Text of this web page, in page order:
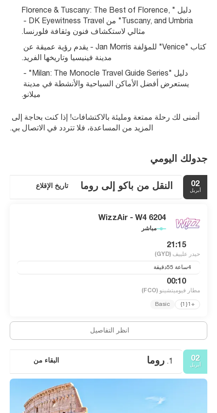
دليل "Florence & Tuscany: The Best of Florence,
مثالي لاستكشاف فنون وثقافة فلورنسا.
مدينة فينيسيا وتاريخها الفريد.
ميلانو.
المزيد من المساعدة، فلا تتردد في الاتصال بي.
جدولك اليومي
02
أبريل النقل من باكو إلى روما تاريخ الإقلاع
WizzAir - W4 6204
مباشر
21:15
حيدر علييف (GYD)
00:10
مطار فيوميتشينو (FCO)
+1{1}
Basic
انظر التفاصيل
02
أبريل 1. روما البقاء من